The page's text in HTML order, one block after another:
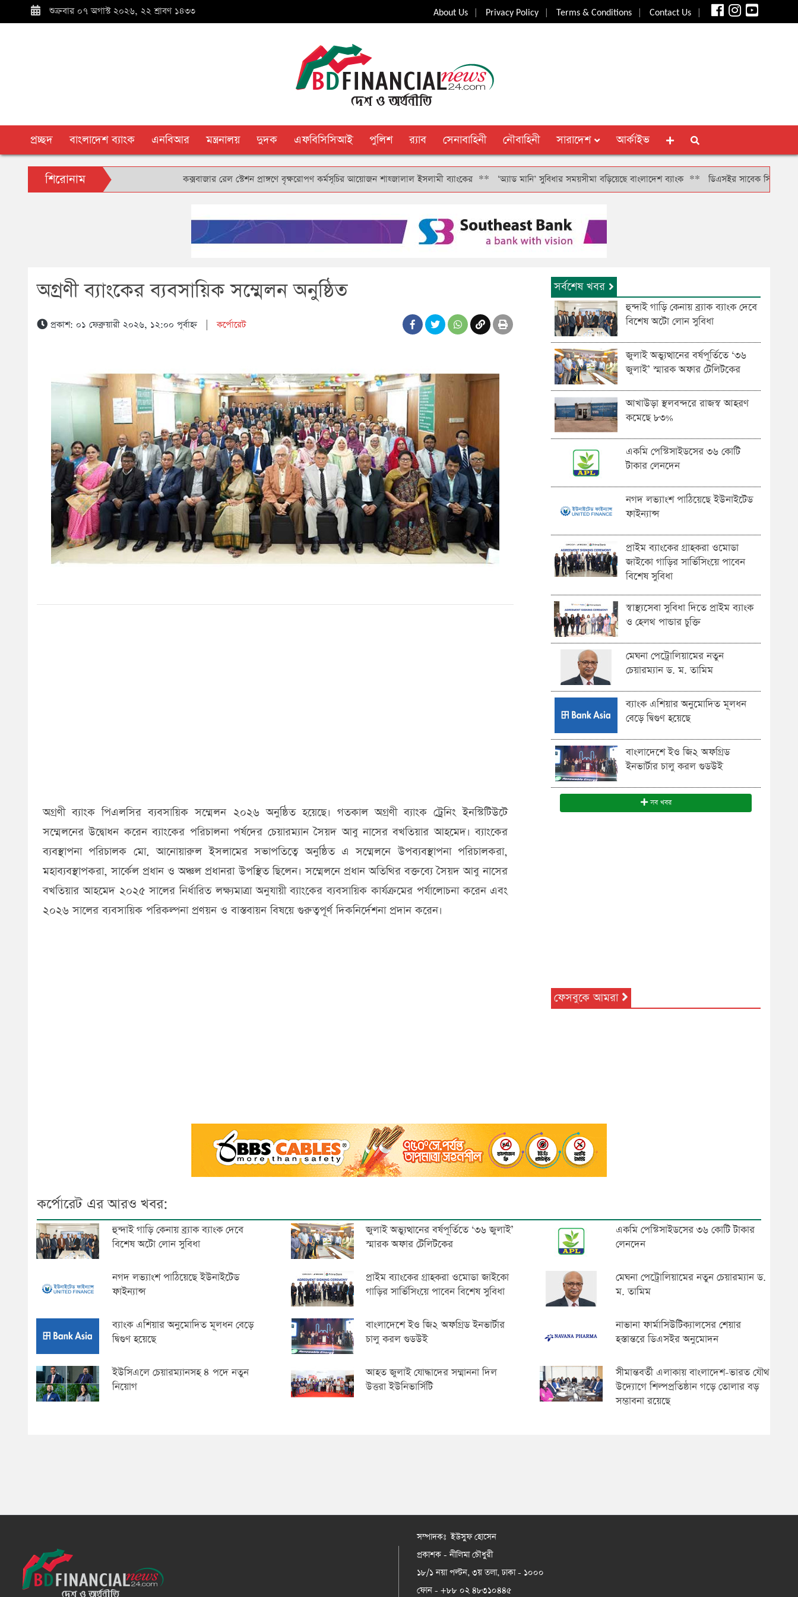
শুক্রবার ০৭ অগাস্ট ২০২৬, ২২ শ্রাবণ ১৪৩৩ About Us| Privacy Policy| Terms & Conditions| Contact Us|
প্রচ্ছদ বাংলাদেশ ব্যাংক এনবিআর মন্ত্রনালয় দুদক এফবিসিসিআই পুলিশ র‍্যাব সেনাবাহিনী নৌবাহিনী সারাদেশ আর্কাইভ
শিরোনাম কক্সবাজার রেল স্টেশন প্রাঙ্গণে বৃক্ষরোপণ কর্মসূচির আয়োজন শাহ্জালাল ইসলামী ব্যাংকের**‘অ্যাড মানি’ সুবিধার সময়সীমা বড়িয়েছে বাংলাদেশ ব্যাংক**ডিএসইর সাবেক সিআরও খাইরুল
অগ্রণী ব্যাংকের ব্যবসায়িক সম্মেলন অনুষ্ঠিত
প্রকাশ: ০১ ফেব্রুয়ারী ২০২৬, ১২:০০ পূর্বাহ্ন|কর্পোরেট
অগ্রণী ব্যাংক পিএলসির ব্যবসায়িক সম্মেলন ২০২৬ অনুষ্ঠিত হয়েছে। গতকাল অগ্রণী ব্যাংক ট্রেনিং ইনস্টিটিউটে
সম্মেলনের উদ্বোধন করেন ব্যাংকের পরিচালনা পর্ষদের চেয়ারম্যান সৈয়দ আবু নাসের বখতিয়ার আহমেদ। ব্যাংকের
ব্যবস্থাপনা পরিচালক মো. আনোয়ারুল ইসলামের সভাপতিত্বে অনুষ্ঠিত এ সম্মেলনে উপব্যবস্থাপনা পরিচালকরা,
মহাব্যবস্থাপকরা, সার্কেল প্রধান ও অঞ্চল প্রধানরা উপস্থিত ছিলেন। সম্মেলনে প্রধান অতিথির বক্তব্যে সৈয়দ আবু নাসের
বখতিয়ার আহমেদ ২০২৫ সালের নির্ধারিত লক্ষ্যমাত্রা অনুযায়ী ব্যাংকের ব্যবসায়িক কার্যক্রমের পর্যালোচনা করেন এবং
২০২৬ সালের ব্যবসায়িক পরিকল্পনা প্রণয়ন ও বাস্তবায়ন বিষয়ে গুরুত্বপূর্ণ দিকনির্দেশনা প্রদান করেন।
সর্বশেষ খবর
হুন্দাই গাড়ি কেনায় ব্র্যাক ব্যাংক দেবে
বিশেষ অটো লোন সুবিধা
জুলাই অভ্যুত্থানের বর্ষপূর্তিতে ‘৩৬
জুলাই’ স্মারক অফার টেলিটকের
আখাউড়া স্থলবন্দরে রাজস্ব আহরণ
কমেছে ৮৩%
একমি পেস্টিসাইডসের ৩৬ কোটি
টাকার লেনদেন
নগদ লভ্যাংশ পাঠিয়েছে ইউনাইটেড
ফাইন্যান্স
প্রাইম ব্যাংকের গ্রাহকরা ওমোডা
জাইকো গাড়ির সার্ভিসিংয়ে পাবেন
বিশেষ সুবিধা
স্বাস্থ্যসেবা সুবিধা দিতে প্রাইম ব্যাংক
ও হেলথ পান্ডার চুক্তি
মেঘনা পেট্রোলিয়ামের নতুন
চেয়ারম্যান ড. ম. তামিম
ব্যাংক এশিয়ার অনুমোদিত মূলধন
বেড়ে দ্বিগুণ হয়েছে
বাংলাদেশে ইও জি২ অফগ্রিড
ইনভার্টার চালু করল গুডউই
সব খবর
ফেসবুকে আমরা
কর্পোরেট এর আরও খবর:
হুন্দাই গাড়ি কেনায় ব্র্যাক ব্যাংক দেবে
বিশেষ অটো লোন সুবিধা
জুলাই অভ্যুত্থানের বর্ষপূর্তিতে ‘৩৬ জুলাই’
স্মারক অফার টেলিটকের
একমি পেস্টিসাইডসের ৩৬ কোটি টাকার
লেনদেন
নগদ লভ্যাংশ পাঠিয়েছে ইউনাইটেড
ফাইন্যান্স
প্রাইম ব্যাংকের গ্রাহকরা ওমোডা জাইকো
গাড়ির সার্ভিসিংয়ে পাবেন বিশেষ সুবিধা
মেঘনা পেট্রোলিয়ামের নতুন চেয়ারম্যান ড.
ম. তামিম
ব্যাংক এশিয়ার অনুমোদিত মূলধন বেড়ে
দ্বিগুণ হয়েছে
বাংলাদেশে ইও জি২ অফগ্রিড ইনভার্টার
চালু করল গুডউই
নাভানা ফার্মাসিউটিক্যালসের শেয়ার
হস্তান্তরে ডিএসইর অনুমোদন
ইউসিএলে চেয়ারম্যানসহ ৪ পদে নতুন
নিয়োগ
আহত জুলাই যোদ্ধাদের সম্মাননা দিল
উত্তরা ইউনিভার্সিটি
সীমান্তবর্তী এলাকায় বাংলাদেশ-ভারত যৌথ
উদ্যোগে শিল্পপ্রতিষ্ঠান গড়ে তোলার বড়
সম্ভাবনা রয়েছে
সম্পাদকঃ ইউসুফ হোসেন
প্রকাশক - নীলিমা চৌধুরী
১৮/১ নয়া পল্টন, ৩য় তলা, ঢাকা - ১০০০
ফোন - +৮৮ ০২ ৪৮৩১০৪৪৫